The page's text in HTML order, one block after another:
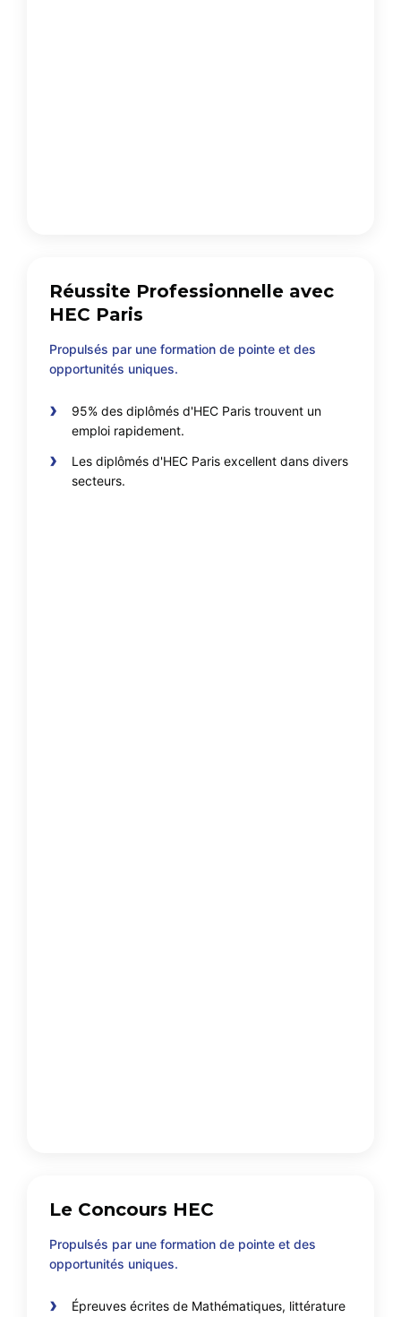
Réussite Professionnelle avec
HEC Paris
Propulsés par une formation de pointe et des
opportunités uniques.
95% des diplômés d'HEC Paris trouvent un
emploi rapidement.
Les diplômés d'HEC Paris excellent dans divers
secteurs.
Le Concours HEC
Propulsés par une formation de pointe et des
opportunités uniques.
Épreuves écrites de Mathématiques, littérature